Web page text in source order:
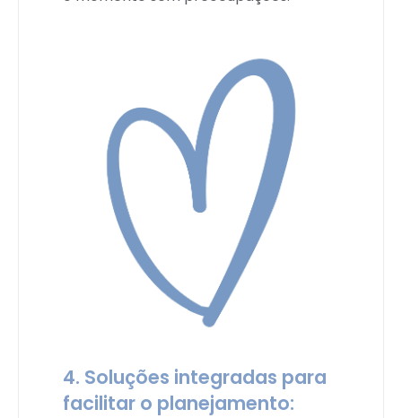
4. Soluções integradas para
facilitar o planejamento: